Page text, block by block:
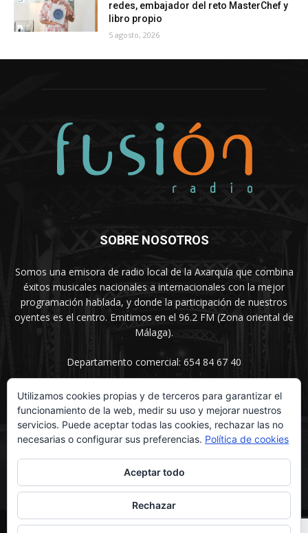
redes, embajador del reto MasterChef y
libro propio
5 agosto, 2026
SOBRE NOSOTROS
Somos una emisora de radio local de la Axarquía que combina
éxitos musicales nacionales a internacionales con la mejor
programación hablada, y donde la participación de nuestros
oyentes es el centro. Emitimos en el 96.2 FM (Zona oriental de
Málaga).
Departamento comercial: 654 84 67 40
SÍGUENOS
© UNIMEDIOS - Agencia de Marketing en Vélez-Málaga 2026
Utilizamos cookies propias y de terceros para garantizar el
funcionamiento de la web, medir su uso y mejorar nuestros
servicios. Puede aceptar todas las cookies, rechazar las no
necesarias o configurar sus preferencias. Política de cookies
Aceptar todo
Rechazar